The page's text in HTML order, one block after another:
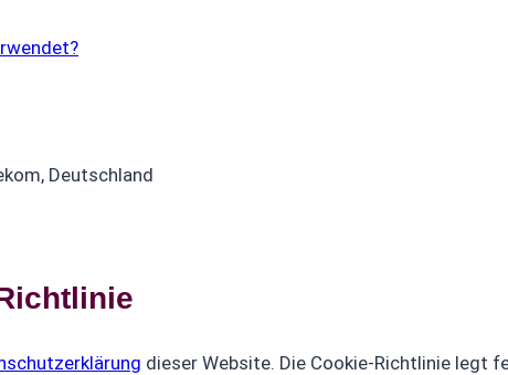
Deutschland
dieser Website. Die Cookie-Richtlinie legt